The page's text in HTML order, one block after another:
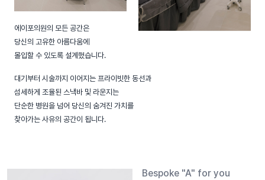
에이포의원의 모든 공간은
당신의 고유한 아름다움에
몰입할 수 있도록 설계했습니다.
대기부터 시술까지 이어지는 프라이빗한 동선과
섬세하게 조율된 스낵바 및 라운지는
단순한 병원을 넘어 당신의 숨겨진 가치를
찾아가는 사유의 공간이 됩니다.
Bespoke "A" for you